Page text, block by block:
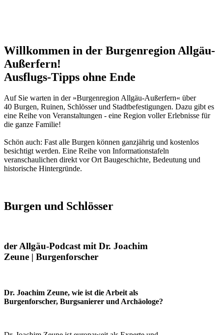
Willkommen in der Burgenregion Allgäu-
Außerfern!
Ausflugs-Tipps ohne Ende
Auf Sie warten in der »Burgenregion Allgäu-Außerfern« über
40 Burgen, Ruinen, Schlösser und Stadtbefestigungen. Dazu gibt es
eine Reihe von Veranstaltungen - eine Region voller Erlebnisse für
die ganze Familie!
Schön auch: Fast alle Burgen können ganzjährig und kostenlos
besichtigt werden. Eine Reihe von Informationstafeln
veranschaulichen direkt vor Ort Baugeschichte, Bedeutung und
historische Hintergründe.
Burgen und Schlösser
der Allgäu-Podcast mit Dr. Joachim
Zeune | Burgenforscher
Dr. Joachim Zeune, wie ist die Arbeit als
Burgenforscher, Burgsanierer und Archäologe?